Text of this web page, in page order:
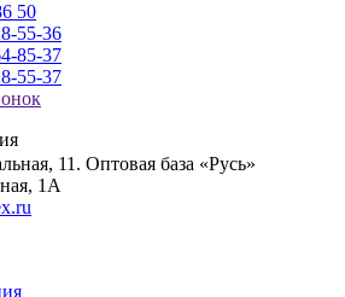
50
55-36
85-37
55-37
11. Оптовая база «Русь»
1А